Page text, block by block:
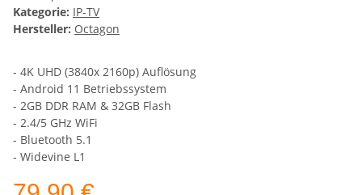
Kategorie: IP-TV
Hersteller: Octagon
- 4K UHD (3840x 2160p) Auflösung
- Android 11 Betriebssystem
- 2GB DDR RAM & 32GB Flash
- 2.4/5 GHz WiFi
- Bluetooth 5.1
- Widevine L1